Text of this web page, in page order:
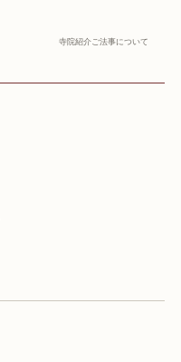
寺院紹介ご法事について